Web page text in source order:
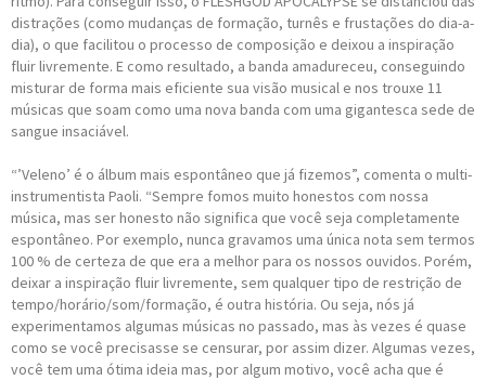
distrações (como mudanças de formação, turnês e frustações do dia-a-
dia), o que facilitou o processo de composição e deixou a inspiração
fluir livremente. E como resultado, a banda amadureceu, conseguindo
misturar de forma mais eficiente sua visão musical e nos trouxe 11
músicas que soam como uma nova banda com uma gigantesca sede de
sangue insaciável.
“’Veleno’ é o álbum mais espontâneo que já fizemos”, comenta o multi-
instrumentista Paoli. “Sempre fomos muito honestos com nossa
música, mas ser honesto não significa que você seja completamente
espontâneo. Por exemplo, nunca gravamos uma única nota sem termos
100 % de certeza de que era a melhor para os nossos ouvidos. Porém,
deixar a inspiração fluir livremente, sem qualquer tipo de restrição de
tempo/horário/som/formação, é outra história. Ou seja, nós já
experimentamos algumas músicas no passado, mas às vezes é quase
como se você precisasse se censurar, por assim dizer. Algumas vezes,
você tem uma ótima ideia mas, por algum motivo, você acha que é